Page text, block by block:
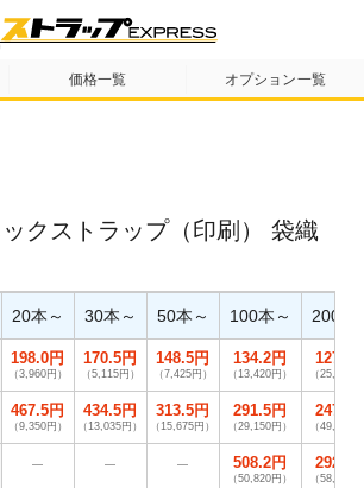
価格一覧 オプション一覧
クストラップ（印刷） 袋織
20本～ 30本～ 50本～ 100本～ 200本
198.0円
（3,960円）
170.5円
（5,115円）
148.5円
（7,425円）
134.2円
（13,420円）
127.6
（25,520
467.5円
（9,350円）
434.5円
（13,035円）
313.5円
（15,675円）
291.5円
（29,150円）
247.5
（49,500
― ― ― 508.2円
（50,820円）
292.6
（58,520